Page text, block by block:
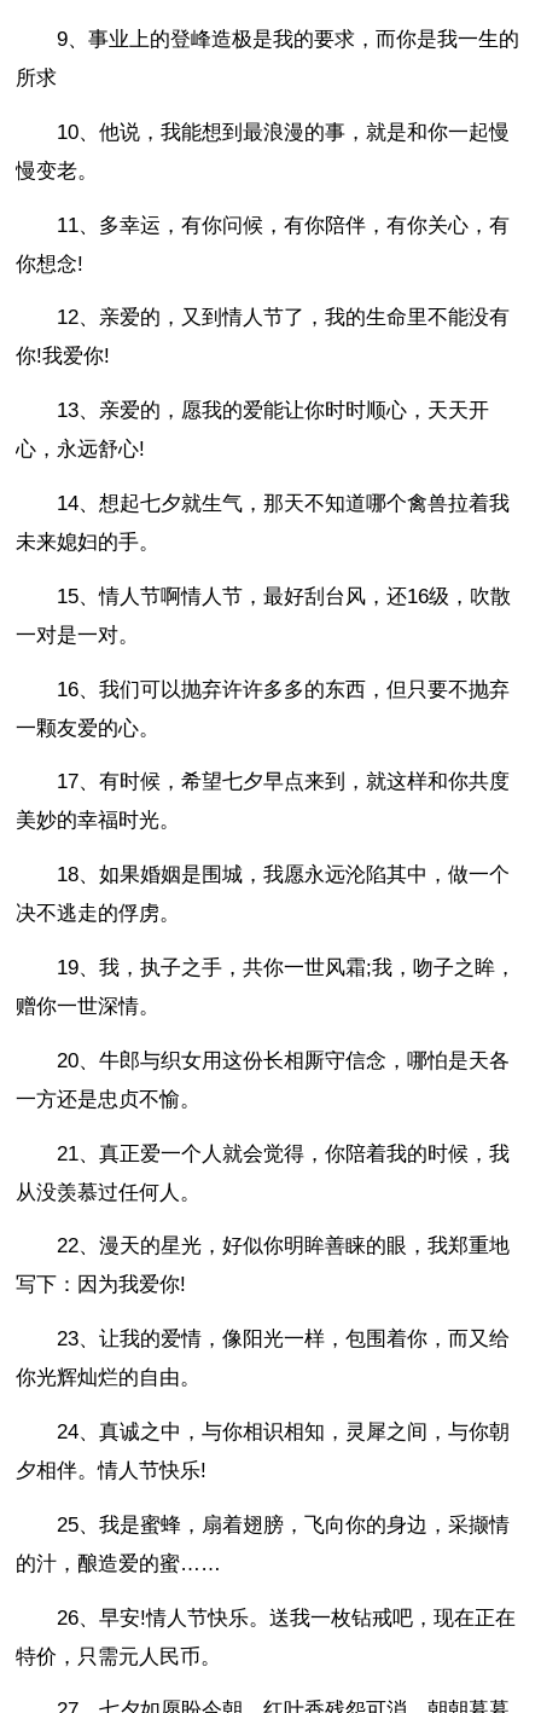
9、事业上的登峰造极是我的要求，而你是我一生的
所求
10、他说，我能想到最浪漫的事，就是和你一起慢
慢变老。
11、多幸运，有你问候，有你陪伴，有你关心，有
你想念!
12、亲爱的，又到情人节了，我的生命里不能没有
你!我爱你!
13、亲爱的，愿我的爱能让你时时顺心，天天开
心，永远舒心!
14、想起七夕就生气，那天不知道哪个禽兽拉着我
未来媳妇的手。
15、情人节啊情人节，最好刮台风，还16级，吹散
一对是一对。
16、我们可以抛弃许许多多的东西，但只要不抛弃
一颗友爱的心。
17、有时候，希望七夕早点来到，就这样和你共度
美妙的幸福时光。
18、如果婚姻是围城，我愿永远沦陷其中，做一个
决不逃走的俘虏。
19、我，执子之手，共你一世风霜;我，吻子之眸，
赠你一世深情。
20、牛郎与织女用这份长相厮守信念，哪怕是天各
一方还是忠贞不愉。
21、真正爱一个人就会觉得，你陪着我的时候，我
从没羡慕过任何人。
22、漫天的星光，好似你明眸善睐的眼，我郑重地
写下：因为我爱你!
23、让我的爱情，像阳光一样，包围着你，而又给
你光辉灿烂的自由。
24、真诚之中，与你相识相知，灵犀之间，与你朝
夕相伴。情人节快乐!
25、我是蜜蜂，扇着翅膀，飞向你的身边，采撷情
的汁，酿造爱的蜜……
26、早安!情人节快乐。送我一枚钻戒吧，现在正在
特价，只需元人民币。